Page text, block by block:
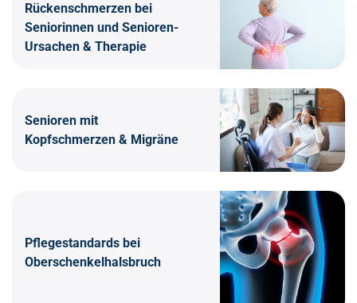
Rückenschmerzen bei
Seniorinnen und Senioren-
Ursachen & Therapie
Senioren mit
Kopfschmerzen & Migräne
Pflegestandards bei
Oberschenkelhalsbruch